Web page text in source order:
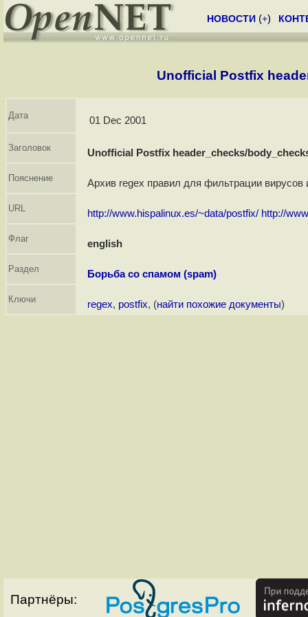
НОВОСТИ (+)
Unofficial Postfix
Дата 01 Dec 2001
Заголовок Unofficial Postfix header_checks/
Пояснение Архив regex правил для фильтрации вирусов
URL http://www.hispalinux.es/~data/postfix/ http://
Флаг english
Раздел Борьба со спамом (spam)
Ключи regex, postfix, (найти похожие документы)
Партнёры: